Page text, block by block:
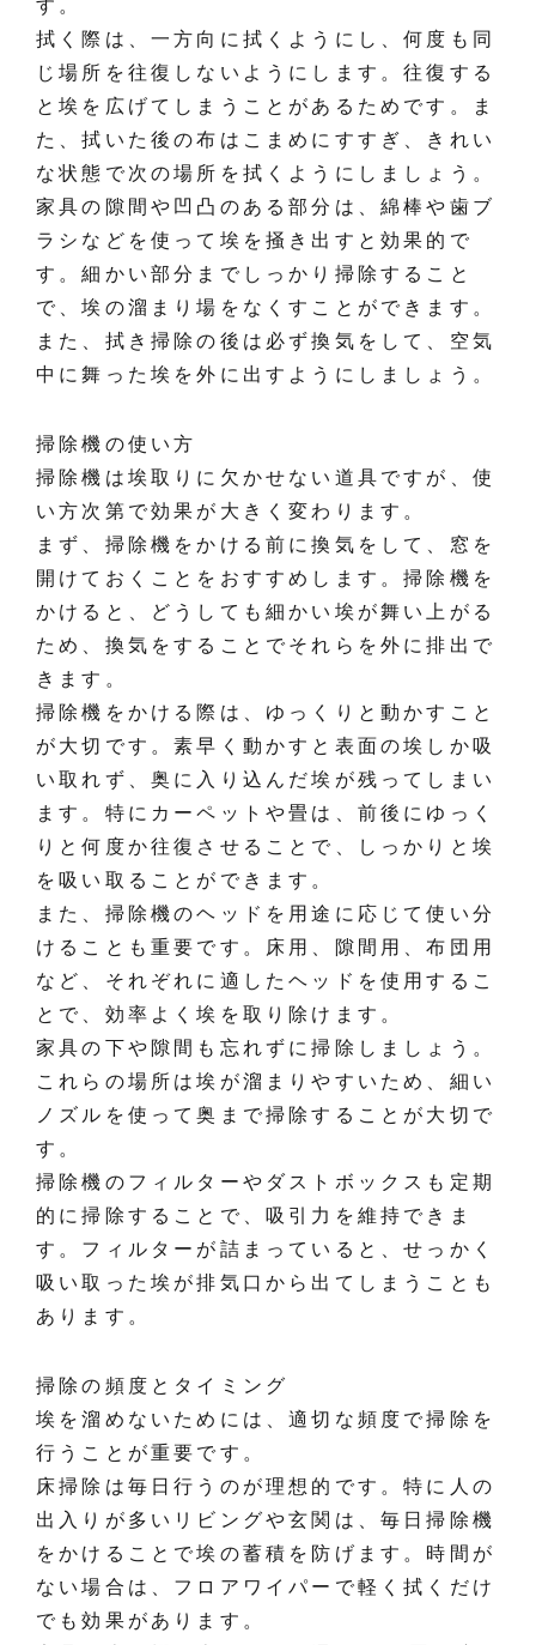
す。
拭く際は、一方向に拭くようにし、何度も同
じ場所を往復しないようにします。往復する
と埃を広げてしまうことがあるためです。ま
た、拭いた後の布はこまめにすすぎ、きれい
な状態で次の場所を拭くようにしましょう。
家具の隙間や凹凸のある部分は、綿棒や歯ブ
ラシなどを使って埃を掻き出すと効果的で
す。細かい部分までしっかり掃除すること
で、埃の溜まり場をなくすことができます。
また、拭き掃除の後は必ず換気をして、空気
中に舞った埃を外に出すようにしましょう。
掃除機の使い方
掃除機は埃取りに欠かせない道具ですが、使
い方次第で効果が大きく変わります。
まず、掃除機をかける前に換気をして、窓を
開けておくことをおすすめします。掃除機を
かけると、どうしても細かい埃が舞い上がる
ため、換気をすることでそれらを外に排出で
きます。
掃除機をかける際は、ゆっくりと動かすこと
が大切です。素早く動かすと表面の埃しか吸
い取れず、奥に入り込んだ埃が残ってしまい
ます。特にカーペットや畳は、前後にゆっく
りと何度か往復させることで、しっかりと埃
を吸い取ることができます。
また、掃除機のヘッドを用途に応じて使い分
けることも重要です。床用、隙間用、布団用
など、それぞれに適したヘッドを使用するこ
とで、効率よく埃を取り除けます。
家具の下や隙間も忘れずに掃除しましょう。
これらの場所は埃が溜まりやすいため、細い
ノズルを使って奥まで掃除することが大切で
す。
掃除機のフィルターやダストボックスも定期
的に掃除することで、吸引力を維持できま
す。フィルターが詰まっていると、せっかく
吸い取った埃が排気口から出てしまうことも
あります。
掃除の頻度とタイミング
埃を溜めないためには、適切な頻度で掃除を
行うことが重要です。
床掃除は毎日行うのが理想的です。特に人の
出入りが多いリビングや玄関は、毎日掃除機
をかけることで埃の蓄積を防げます。時間が
ない場合は、フロアワイパーで軽く拭くだけ
でも効果があります。